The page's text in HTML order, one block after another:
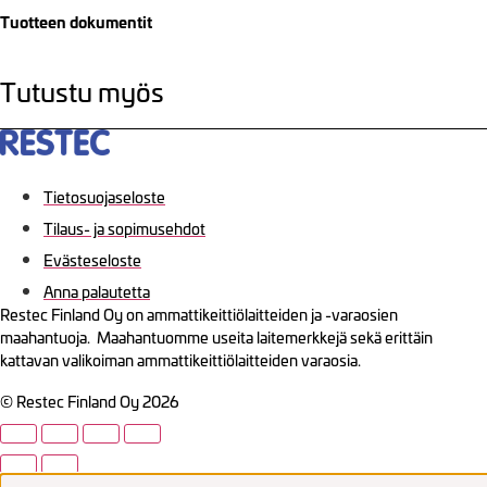
Tuotteen dokumentit
Tutustu myös
Tietosuojaseloste
Tilaus- ja sopimusehdot
Evästeseloste
Anna palautetta
Restec Finland Oy on ammattikeittiölaitteiden ja -varaosien
maahantuoja. Maahantuomme useita laitemerkkejä sekä erittäin
kattavan valikoiman ammattikeittiölaitteiden varaosia.
© Restec Finland Oy 2026